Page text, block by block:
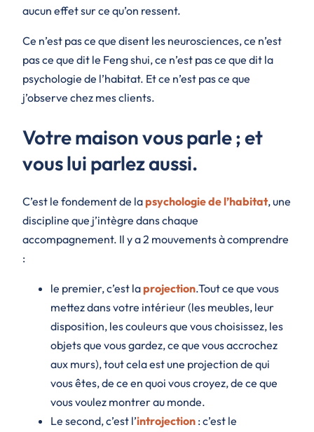
aucun effet sur ce qu’on ressent.
Ce n’est pas ce que disent les neurosciences, ce n’est
pas ce que dit le Feng shui, ce n’est pas ce que dit la
psychologie de l’habitat. Et ce n’est pas ce que
j’observe chez mes clients.
Votre maison vous parle ; et
vous lui parlez aussi.
C’est le fondement de lapsychologie de l’habitat, une
discipline que j’intègre dans chaque
accompagnement. Il y a 2 mouvements à comprendre
:
le premier, c’est laprojection.Tout ce que vous
mettez dans votre intérieur (les meubles, leur
disposition, les couleurs que vous choisissez, les
objets que vous gardez, ce que vous accrochez
aux murs), tout cela est une projection de qui
vous êtes, de ce en quoi vous croyez, de ce que
vous voulez montrer au monde.
Le second, c’est l’introjection : c’est le